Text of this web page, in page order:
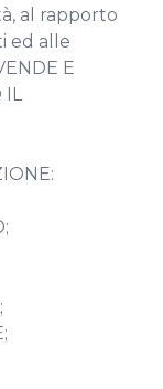
al rapporto
ed alle
E
IL